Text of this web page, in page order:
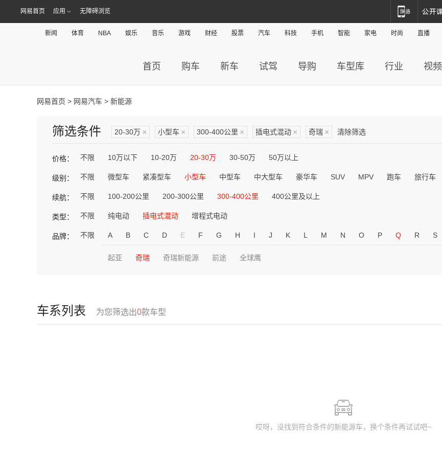
网易首页 应用 无障碍浏览
新闻 体育 NBA 娱乐 音乐 游戏 财经 股票 汽车 科技 手机 智能 家电 时尚 直播
首页 购车 新车 试驾 导购 车型库 行业 视频
网易首页 > 网易汽车 > 新能源
筛选条件 20-30万 × 小型车 × 300-400公里 × 插电式混动 × 奇瑞 × 清除筛选
价格： 不限 10万以下 10-20万 20-30万 30-50万 50万以上
级别： 不限 微型车 紧凑型车 小型车 中型车 中大型车 豪华车 SUV MPV 跑车 旅行车
续航： 不限 100-200公里 200-300公里 300-400公里 400公里及以上
类型： 不限 纯电动 插电式混动 增程式电动
品牌： 不限 A B C D E F G H I J K L M N O P Q R S
起亚 奇瑞 奇瑞新能源 前途 全球鹰
车系列表 为您筛选出0款车型
哎呀，没找到符合条件的新能源车，换个条件再试试吧~